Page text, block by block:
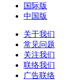
国际版
中国版
关于我们
常见问题
关注我们
联络我们
广告联络